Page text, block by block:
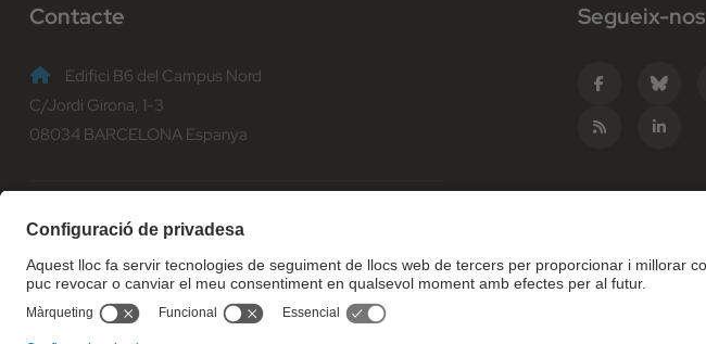
Contacte
Edifici B6 del Campus Nord
C/Jordi Girona, 1-3
08034 BARCELONA Espanya
informacio@fib.upc.edu
Segueix-nos